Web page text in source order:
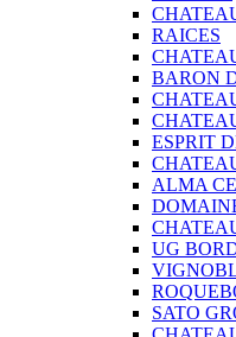
RAICES
BARON
ESPRIT
ALMA
UG
SATO